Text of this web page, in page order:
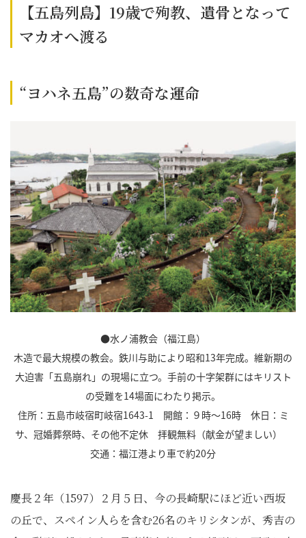
【五島列島】19歳で殉教、遺骨となって
マカオへ渡る
“ヨハネ五島”の数奇な運命
●水ノ浦教会（福江島）
木造で最大規模の教会。鉄川与助により昭和13年完成。維新期の
大迫害「五島崩れ」の現場に立つ。手前の十字架群にはキリスト
の受難を14場面にわたり掲示。
住所：五島市岐宿町岐宿1643-1 開館：９時～16時 休日：ミ
サ、冠婚葬祭時、その他不定休 拝観無料（献金が望ましい）
交通：福江港より車で約20分
慶長２年（1597）２月５日、今の長崎駅にほど近い西坂
の丘で、スペイン人らを含む26名のキリシタンが、秀吉の